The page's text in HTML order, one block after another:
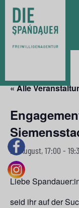
« Alle
27. August, 17:00 -
Liebe
seid ihr auf der